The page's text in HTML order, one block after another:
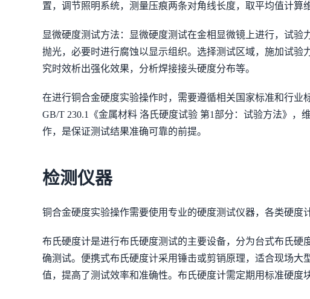
置，调节照明系统，测量压痕两条对角线长度，取平均值计算
显微硬度测试方法：显微硬度测试在金相显微镜上进行，试验
抛光，必要时进行腐蚀以显示组织。选择测试区域，施加试
究时效析出强化效果，分析焊接接头硬度分布等。
在进行铜合金硬度实验操作时，需要遵循相关国家标准和行业
GB/T 230.1《金属材料 洛氏硬度试验 第1部分：试验方法》
作，是保证测试结果准确可靠的前提。
检测仪器
铜合金硬度实验操作需要使用专业的硬度测试仪器，各类硬度
布氏硬度计是进行布氏硬度测试的主要设备，分为台式布氏
确测试。便携式布氏硬度计采用锤击或剪销原理，适合现场
值，提高了测试效率和准确性。布氏硬度计需定期用标准硬度